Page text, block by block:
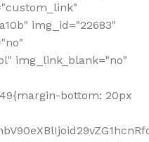
img_id="22683"
img_link_blank="no"
bottom: 20px